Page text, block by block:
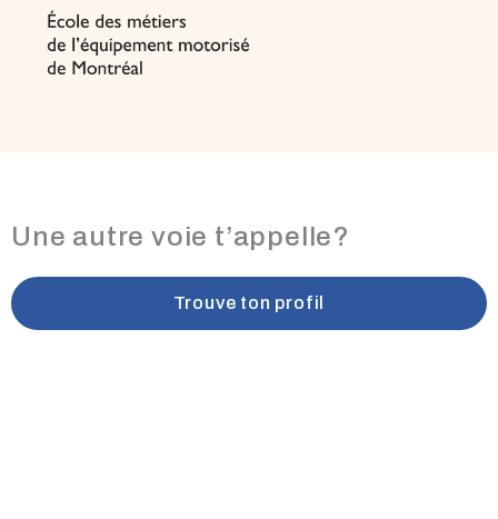
Une autre voie t’appelle?
Trouve ton profil